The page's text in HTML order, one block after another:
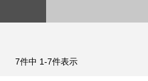
7件中 1-7件表示